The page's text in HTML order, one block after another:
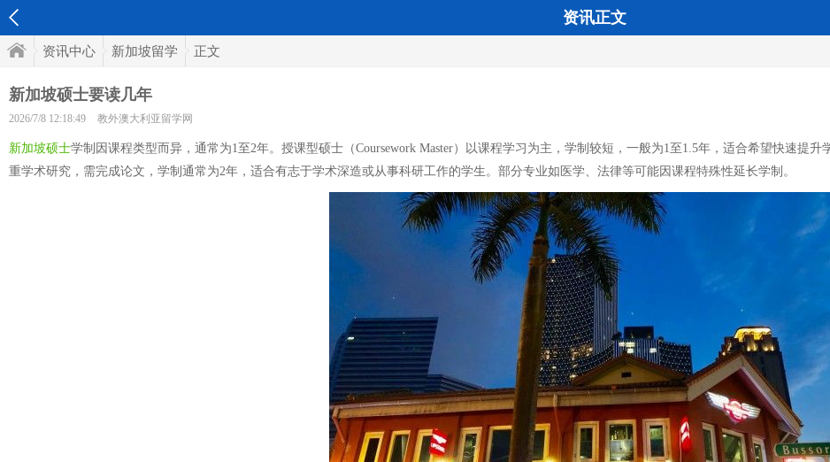
资讯正文
资讯中心 新加坡留学 正文
新加坡硕士要读几年
2026/7/8 12:18:49 教外澳大利亚留学网
新加坡硕士学制因课程类型而异，通常为1至2年。授课型硕士（Coursework Master）以课程学习为主，学制较短，一般为1至1.5年，适合希望快速提升
重学术研究，需完成论文，学制通常为2年，适合有志于学术深造或从事科研工作的学生。部分专业如医学、法律等可能因课程特殊性延长学制。